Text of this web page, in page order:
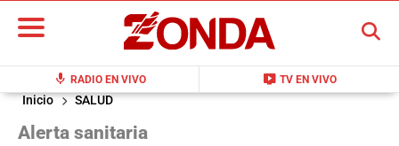
mic RADIO EN VIVO live_tv TV EN VIVO
BUSCAR
Inicio SALUD
Alerta sanitaria